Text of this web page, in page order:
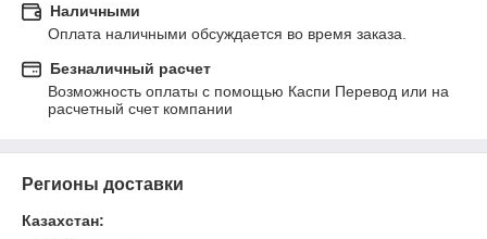
Наличными
Оплата наличными обсуждается во время заказа.
Безналичный расчет
Возможность оплаты с помощью Каспи Перевод или на
расчетный счет компании
Регионы доставки
Казахстан: